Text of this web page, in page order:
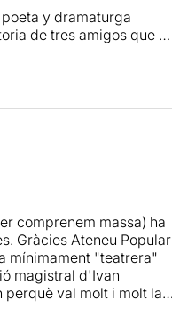
y dramaturga
de tres amigos que se
Una historia de
(quizás demasiado) a
y bajo la dirección
comprenem massa) ha
Gràcies Ateneu Popular
mínimament "teatrera"
magistral d'Ivan
perquè val molt i molt la